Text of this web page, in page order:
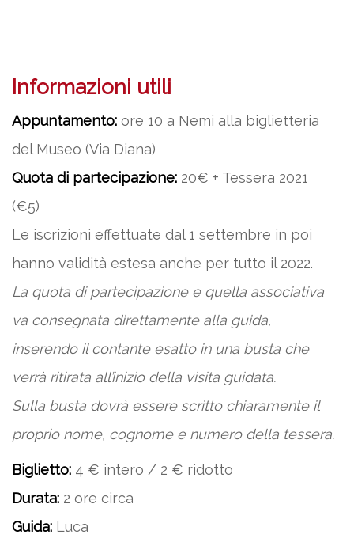
Informazioni utili
Appuntamento: ore 10 a Nemi alla biglietteria
del Museo (Via Diana)
Quota di partecipazione: 20€ + Tessera 2021
(€5)
Le iscrizioni effettuate dal 1 settembre in poi
hanno validità estesa anche per tutto il 2022.
La quota di partecipazione e quella associativa
va consegnata direttamente alla guida,
inserendo il contante esatto in una busta che
verrà ritirata all’inizio della visita guidata.
Sulla busta dovrà essere scritto chiaramente il
proprio nome, cognome e numero della tessera.
Biglietto: 4 € intero / 2 € ridotto
Durata: 2 ore circa
Guida: Luca